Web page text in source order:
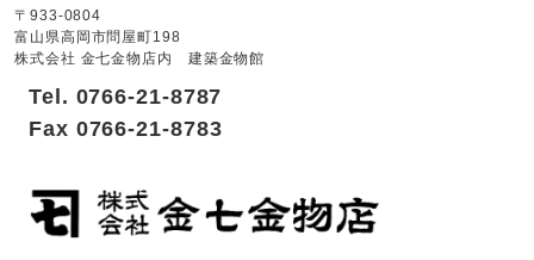
〒933-0804
富山県高岡市問屋町198
株式会社 金七金物店内 建築金物館
Tel. 0766-21-8787
Fax 0766-21-8783